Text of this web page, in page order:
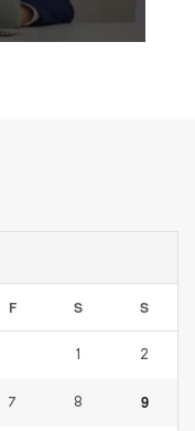
F S S
1 2
7 8 9